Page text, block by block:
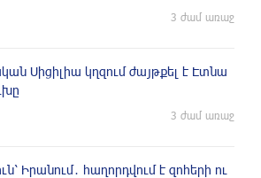
3 ժամ առաջ
Սիցիլիա կղզում ժայթքել է Էտնա
3 ժամ առաջ
Իրանում․ հաղորդվում է զոհերի ու